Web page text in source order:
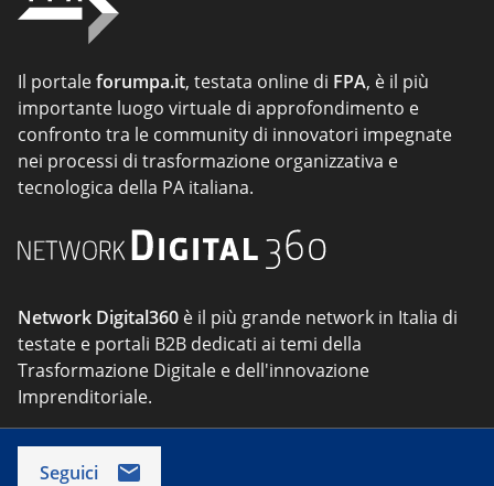
Il portaleforumpa.it, testata online di FPA, è il più
importante luogo virtuale di approfondimento e
confronto tra le community di innovatori impegnate
nei processi di trasformazione organizzativa e
tecnologica della PA italiana.
Network Digital360 è il più grande network in Italia di
testate e portali B2B dedicati ai temi della
Trasformazione Digitale e dell'innovazione
Imprenditoriale.
Seguici